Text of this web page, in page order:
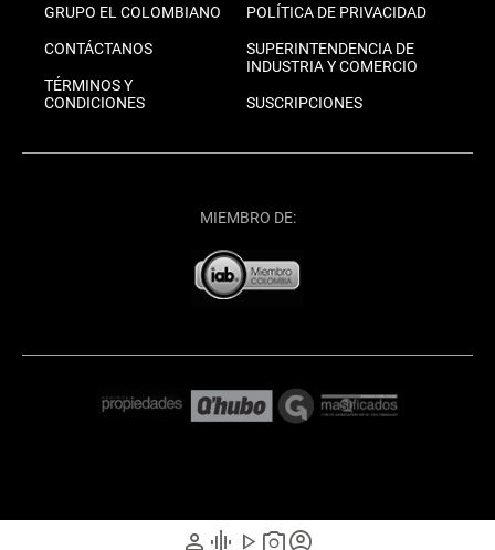
person graphic_eq play_arrow photo_cameraaccount_circle
GRUPO EL COLOMBIANO
CONTÁCTANOS
TÉRMINOS Y
CONDICIONES
POLÍTICA DE PRIVACIDAD
SUPERINTENDENCIA DE
INDUSTRIA Y COMERCIO
SUSCRIPCIONES
MIEMBRO DE: